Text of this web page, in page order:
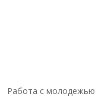
Работа с молодежью